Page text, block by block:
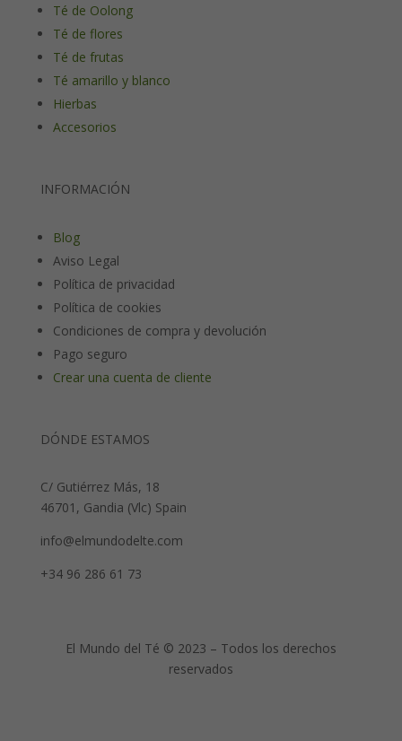
Té de Oolong
Té de flores
Té de frutas
Té amarillo y blanco
Hierbas
Accesorios
INFORMACIÓN
Blog
Aviso Legal
Política de privacidad
Política de cookies
Condiciones de compra y devolución
Pago seguro
Crear una cuenta de cliente
DÓNDE ESTAMOS
C/ Gutiérrez Más, 18
46701, Gandia (Vlc) Spain
info@elmundodelte.com
+34 96 286 61 73
El Mundo del Té © 2023 – Todos los derechos
reservados